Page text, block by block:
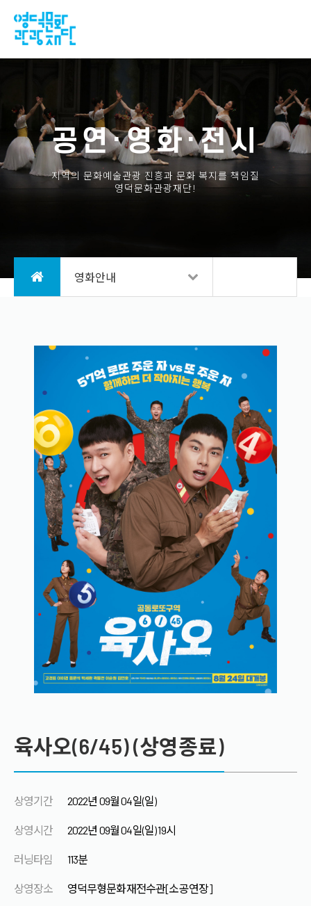
공연·영화·전시
지역의 문화예술관광 진흥과 문화 복지를 책임질
영덕문화관광재단!
영화안내
육사오(6/45) (상영종료)
상영기간 2022년 09월 04일(일)
상영시간 2022년 09월 04일(일) 19시
러닝타임 113분
상영장소 영덕무형문화재전수관[소공연장]